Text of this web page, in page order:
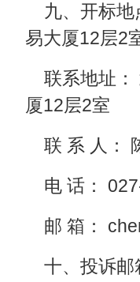
九、开标
易大厦12层2
联系地址
厦12层2室
联 系 人：
电 话：
邮 箱：
十、投诉